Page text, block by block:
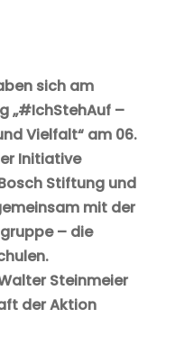
sich am
„#IchStehAuf –
Vielfalt“ am 06.
Initiative
Stiftung und
mit der
– die
Steinmeier
der Aktion